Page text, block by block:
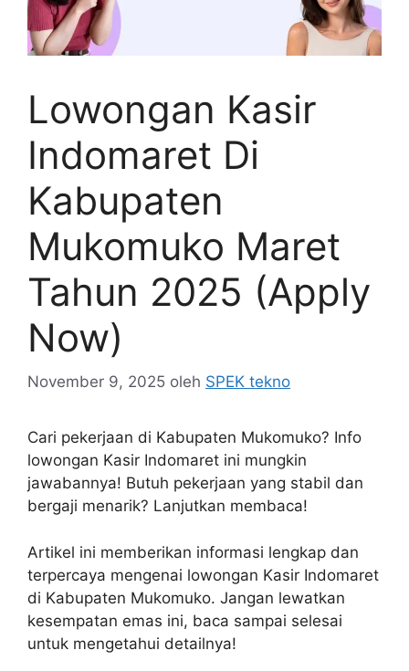
Lowongan Kasir
Indomaret Di
Kabupaten
Mukomuko Maret
Tahun 2025 (Apply
Now)
November 9, 2025 oleh SPEK tekno
Cari pekerjaan di Kabupaten Mukomuko? Info
lowongan Kasir Indomaret ini mungkin
jawabannya! Butuh pekerjaan yang stabil dan
bergaji menarik? Lanjutkan membaca!
Artikel ini memberikan informasi lengkap dan
terpercaya mengenai lowongan Kasir Indomaret
di Kabupaten Mukomuko. Jangan lewatkan
kesempatan emas ini, baca sampai selesai
untuk mengetahui detailnya!